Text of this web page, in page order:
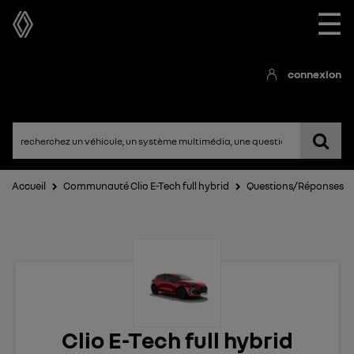
☰
connexion
Accueil Communauté Clio E-Tech full hybrid Questions/Réponses
Clio E-Tech full hybrid